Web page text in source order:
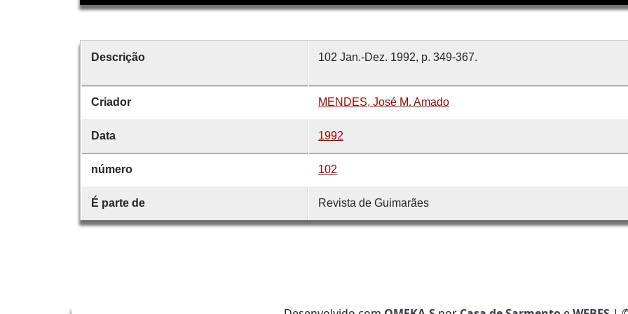
Descrição 102 Jan.-Dez. 1992, p. 349-367.
Criador MENDES, José M. Amado
Data 1992
número 102
É parte de Revista de Guimarães